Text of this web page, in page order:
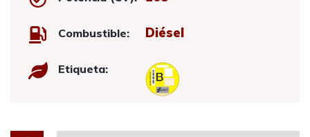
Combustible: Diésel
Etiqueta: